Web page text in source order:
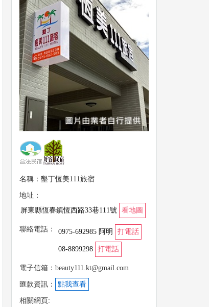
名稱：墾丁恆美111旅宿
地址：
屏東縣恆春鎮恆西路33巷111號
看地圖
聯絡電話： 0975-692985 阿明 打電話
08-8899298 打電話
電子信箱：beauty111.kt@gmail.com
匯款資訊： 點我查看
相關網頁: